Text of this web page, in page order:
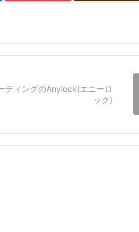
ディングのAnylock(エニーロ
ック)